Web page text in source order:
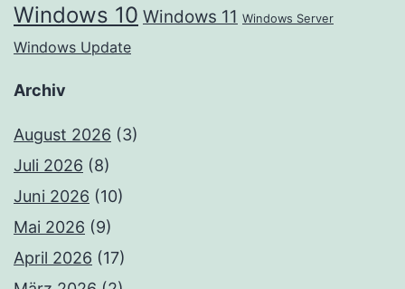
Windows 10 Windows 11 Windows Server
Windows Update
Archiv
August 2026 (3)
Juli 2026 (8)
Juni 2026 (10)
Mai 2026 (9)
April 2026 (17)